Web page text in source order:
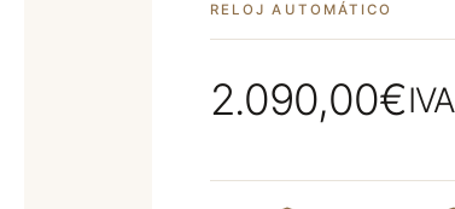
RELOJ AUTOMÁTICO
2.090,00€